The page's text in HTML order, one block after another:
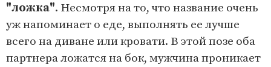
"ложка". Несмотря на то, что название очень
уж напоминает о еде, выполнять ее лучше
всего на диване или кровати. В этой позе оба
партнера ложатся на бок, мужчина проникает